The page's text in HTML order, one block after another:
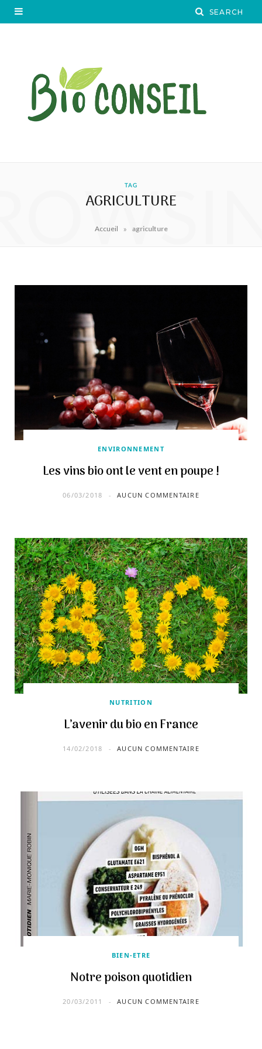
TAG
AGRICULTURE
Accueil » agriculture
ENVIRONNEMENT
Les vins bio ont le vent en poupe !
06/03/2018 AUCUN COMMENTAIRE
NUTRITION
L’avenir du bio en France
14/02/2018 AUCUN COMMENTAIRE
BIEN-ETRE
Notre poison quotidien
20/03/2011 AUCUN COMMENTAIRE